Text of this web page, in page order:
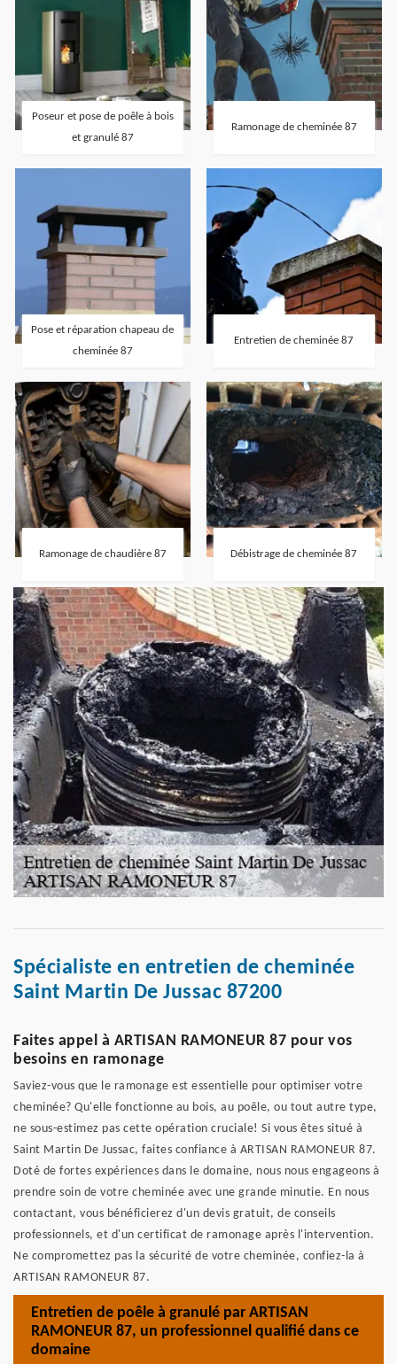
Poseur et pose de poêle à bois
et granulé 87
Ramonage de cheminée 87
Pose et réparation chapeau de
cheminée 87
Entretien de cheminée 87
Ramonage de chaudière 87 Débistrage de cheminée 87
Spécialiste en entretien de cheminée
Saint Martin De Jussac 87200
Faites appel à ARTISAN RAMONEUR 87 pour vos
besoins en ramonage
Saviez-vous que le ramonage est essentielle pour optimiser votre
cheminée? Qu'elle fonctionne au bois, au poêle, ou tout autre type,
ne sous-estimez pas cette opération cruciale! Si vous êtes situé à
Saint Martin De Jussac, faites confiance à ARTISAN RAMONEUR 87.
Doté de fortes expériences dans le domaine, nous nous engageons à
prendre soin de votre cheminée avec une grande minutie. En nous
contactant, vous bénéficierez d'un devis gratuit, de conseils
professionnels, et d'un certificat de ramonage après l'intervention.
Ne compromettez pas la sécurité de votre cheminée, confiez-la à
ARTISAN RAMONEUR 87.
Entretien de poêle à granulé par ARTISAN
RAMONEUR 87, un professionnel qualifié dans ce
domaine